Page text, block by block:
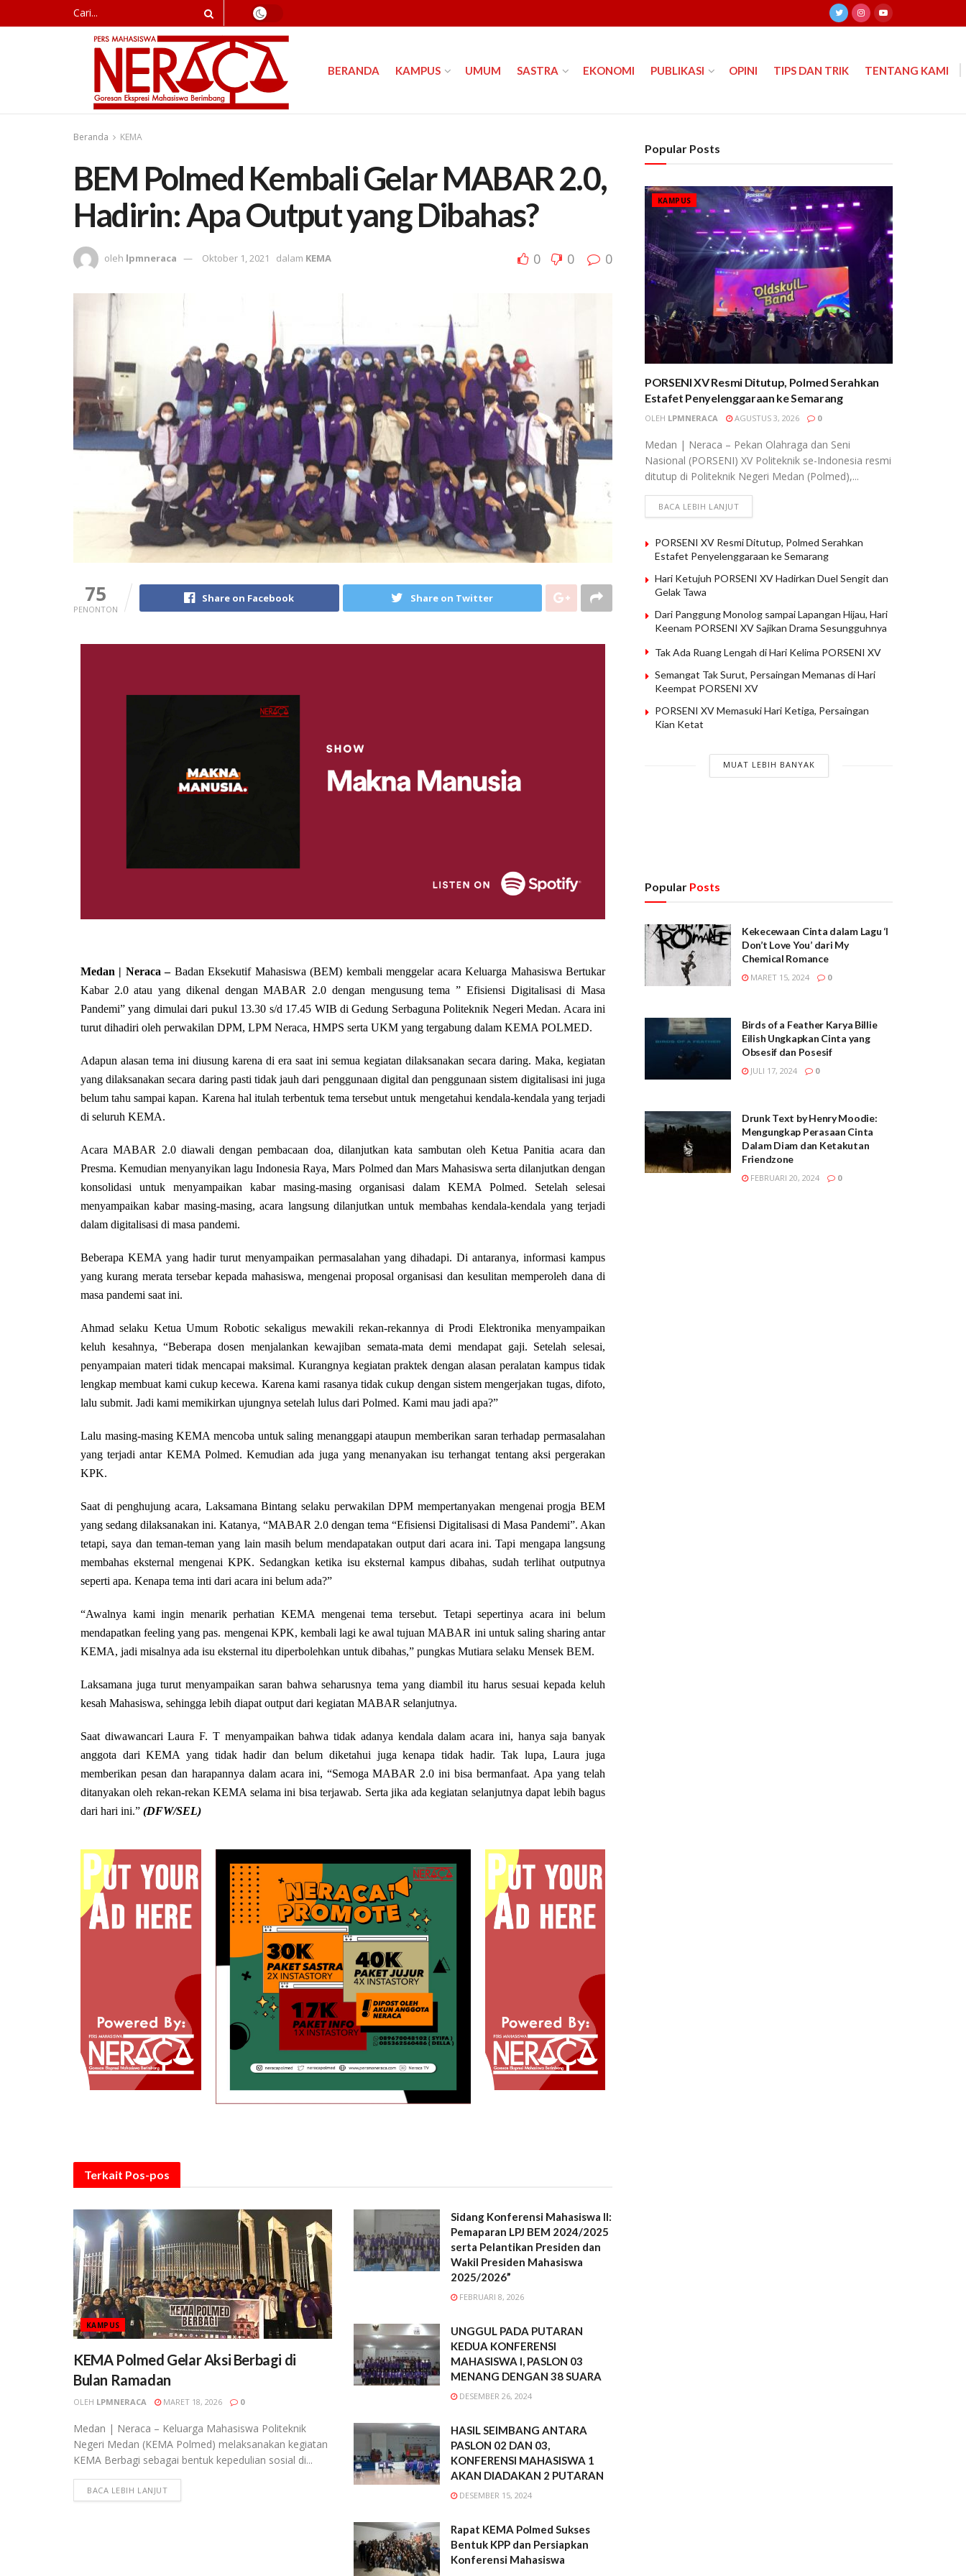
BERANDA KAMPUS UMUM SASTRA EKONOMI PUBLIKASI OPINI TIPS DAN TRIK TENTANG KAMI
Beranda KEMA
BEM Polmed Kembali Gelar MABAR 2.0,
Hadirin: Apa Output yang Dibahas?
oleh lpmneraca Oktober 1, 2021 dalam KEMA 0 0 0
75
PENONTON
Share on Facebook Share on Twitter
Medan | Neraca –Badan Eksekutif Mahasiswa (BEM) kembali menggelar acara Keluarga Mahasiswa Bertukar
Kabar 2.0 atau yang dikenal dengan MABAR 2.0 dengan mengusung tema ” Efisiensi Digitalisasi di Masa
Pandemi” yang dimulai dari pukul 13.30 s/d 17.45 WIB di Gedung Serbaguna Politeknik Negeri Medan. Acara ini
turut dihadiri oleh perwakilan DPM, LPM Neraca, HMPS serta UKM yang tergabung dalam KEMA POLMED.
Adapun alasan tema ini diusung karena di era saat ini semua kegiatan dilaksanakan secara daring. Maka, kegiatan
yang dilaksanakan secara daring pasti tidak jauh dari penggunaan digital dan penggunaan sistem digitalisasi ini juga
belum tahu sampai kapan. Karena hal itulah terbentuk tema tersebut untuk mengetahui kendala-kendala yang terjadi
di seluruh KEMA.
Acara MABAR 2.0 diawali dengan pembacaan doa, dilanjutkan kata sambutan oleh Ketua Panitia acara dan
Presma. Kemudian menyanyikan lagu Indonesia Raya, Mars Polmed dan Mars Mahasiswa serta dilanjutkan dengan
konsolidasi untuk menyampaikan kabar masing-masing organisasi dalam KEMA Polmed. Setelah selesai
menyampaikan kabar masing-masing, acara langsung dilanjutkan untuk membahas kendala-kendala yang terjadi
dalam digitalisasi di masa pandemi.
Beberapa KEMA yang hadir turut menyampaikan permasalahan yang dihadapi. Di antaranya, informasi kampus
yang kurang merata tersebar kepada mahasiswa, mengenai proposal organisasi dan kesulitan memperoleh dana di
masa pandemi saat ini.
Ahmad selaku Ketua Umum Robotic sekaligus mewakili rekan-rekannya di Prodi Elektronika menyampaikan
keluh kesahnya, “Beberapa dosen menjalankan kewajiban semata-mata demi mendapat gaji. Setelah selesai,
penyampaian materi tidak mencapai maksimal. Kurangnya kegiatan praktek dengan alasan peralatan kampus tidak
lengkap membuat kami cukup kecewa. Karena kami rasanya tidak cukup dengan sistem mengerjakan tugas, difoto,
lalu submit. Jadi kami memikirkan ujungnya setelah lulus dari Polmed. Kami mau jadi apa?”
Lalu masing-masing KEMA mencoba untuk saling menanggapi ataupun memberikan saran terhadap permasalahan
yang terjadi antar KEMA Polmed. Kemudian ada juga yang menanyakan isu terhangat tentang aksi pergerakan
KPK.
Saat di penghujung acara, Laksamana Bintang selaku perwakilan DPM mempertanyakan mengenai progja BEM
yang sedang dilaksanakan ini. Katanya, “MABAR 2.0 dengan tema “Efisiensi Digitalisasi di Masa Pandemi”. Akan
tetapi, saya dan teman-teman yang lain masih belum mendapatakan output dari acara ini. Tapi mengapa langsung
membahas eksternal mengenai KPK. Sedangkan ketika isu eksternal kampus dibahas, sudah terlihat outputnya
seperti apa. Kenapa tema inti dari acara ini belum ada?”
“Awalnya kami ingin menarik perhatian KEMA mengenai tema tersebut. Tetapi sepertinya acara ini belum
mendapatkan feeling yang pas. mengenai KPK, kembali lagi ke awal tujuan MABAR ini untuk saling sharing antar
KEMA, jadi misalnya ada isu eksternal itu diperbolehkan untuk dibahas,” pungkas Mutiara selaku Mensek BEM.
Laksamana juga turut menyampaikan saran bahwa seharusnya tema yang diambil itu harus sesuai kepada keluh
kesah Mahasiswa, sehingga lebih diapat output dari kegiatan MABAR selanjutnya.
Saat diwawancari Laura F. T menyampaikan bahwa tidak adanya kendala dalam acara ini, hanya saja banyak
anggota dari KEMA yang tidak hadir dan belum diketahui juga kenapa tidak hadir. Tak lupa, Laura juga
memberikan pesan dan harapannya dalam acara ini, “Semoga MABAR 2.0 ini bisa bermanfaat. Apa yang telah
ditanyakan oleh rekan-rekan KEMA selama ini bisa terjawab. Serta jika ada kegiatan selanjutnya dapat lebih bagus
dari hari ini.” (DFW/SEL)
Terkait Pos-pos
KAMPUS
KEMA Polmed Gelar Aksi Berbagi di
Bulan Ramadan
OLEH LPMNERACA MARET 18, 2026 0
Medan | Neraca – Keluarga Mahasiswa Politeknik
Negeri Medan (KEMA Polmed) melaksanakan kegiatan
KEMA Berbagi sebagai bentuk kepedulian sosial di...
BACA LEBIH LANJUT
Sidang Konferensi Mahasiswa II:
Pemaparan LPJ BEM 2024/2025
serta Pelantikan Presiden dan
Wakil Presiden Mahasiswa
2025/2026”
FEBRUARI 8, 2026
UNGGUL PADA PUTARAN
KEDUA KONFERENSI
MAHASISWA I, PASLON 03
MENANG DENGAN 38 SUARA
DESEMBER 26, 2024
HASIL SEIMBANG ANTARA
PASLON 02 DAN 03,
KONFERENSI MAHASISWA 1
AKAN DIADAKAN 2 PUTARAN
DESEMBER 15, 2024
Rapat KEMA Polmed Sukses
Bentuk KPP dan Persiapkan
Konferensi Mahasiswa
Popular Posts
KAMPUS
PORSENI XV Resmi Ditutup, Polmed Serahkan
Estafet Penyelenggaraan ke Semarang
OLEH LPMNERACA AGUSTUS 3, 2026 0
Medan | Neraca – Pekan Olahraga dan Seni
Nasional (PORSENI) XV Politeknik se-Indonesia resmi
ditutup di Politeknik Negeri Medan (Polmed),...
BACA LEBIH LANJUT
PORSENI XV Resmi Ditutup, Polmed Serahkan
Estafet Penyelenggaraan ke Semarang
Hari Ketujuh PORSENI XV Hadirkan Duel Sengit dan
Gelak Tawa
Dari Panggung Monolog sampai Lapangan Hijau, Hari
Keenam PORSENI XV Sajikan Drama Sesungguhnya
Tak Ada Ruang Lengah di Hari Kelima PORSENI XV
Semangat Tak Surut, Persaingan Memanas di Hari
Keempat PORSENI XV
PORSENI XV Memasuki Hari Ketiga, Persaingan
Kian Ketat
MUAT LEBIH BANYAK
Popular Posts
Kekecewaan Cinta dalam Lagu ‘I
Don’t Love You’ dari My
Chemical Romance
MARET 15, 2024 0
Birds of a Feather Karya Billie
Eilish Ungkapkan Cinta yang
Obsesif dan Posesif
JULI 17, 2024 0
Drunk Text by Henry Moodie:
Mengungkap Perasaan Cinta
Dalam Diam dan Ketakutan
Friendzone
FEBRUARI 20, 2024 0